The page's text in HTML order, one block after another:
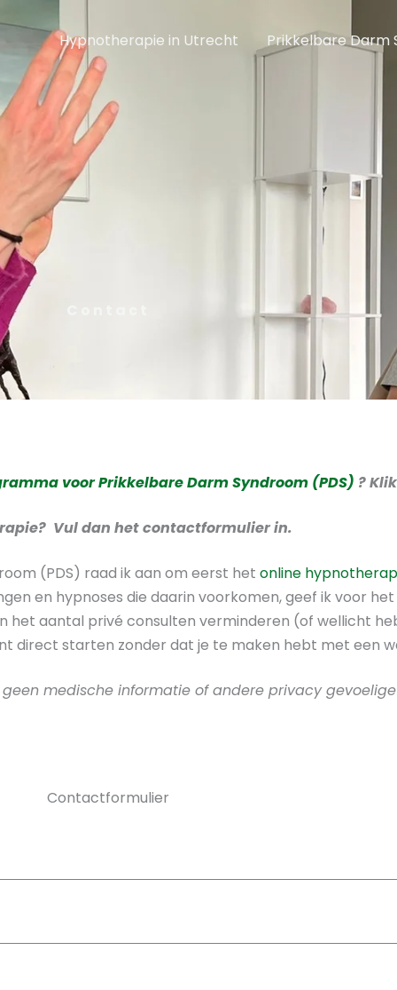
Hypnotherapie in Utrecht Prikkelbare Darm
voor Prikkelbare Darm Syndroom (PDS) ?
Vul dan het contactformulier in.
(PDS) raad ik aan om eerst het online
en hypnoses die daarin voorkomen, geef ik voor
het aantal privé consulten verminderen (of wellicht
direct starten zonder dat je te maken hebt met een
medische informatie of andere privacy
Contactformulier